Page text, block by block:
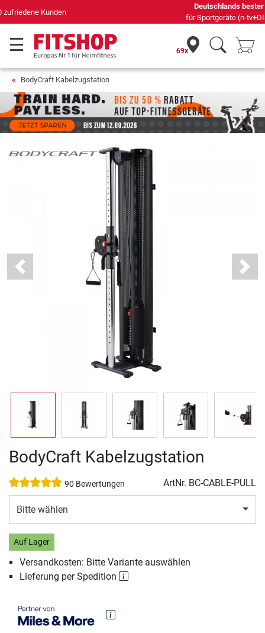
für Sportgeräte (n-tv+DISQ 2016-2024)
69x
BodyCraft Kabelzugstation
Previous Next
BodyCraft Kabelzugstation
90 Bewertungen ArtNr. BC-CABLE-PULL
Bitte wählen
Auf Lager
Versandkosten: Bitte Variante auswählen
Lieferung per Spedition